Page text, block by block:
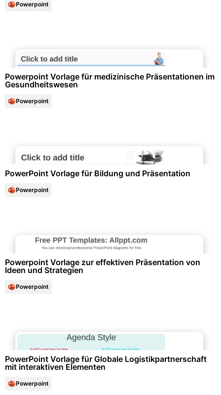
Powerpoint
Powerpoint Vorlage für medizinische Präsentationen im
Gesundheitswesen
Powerpoint
PowerPoint Vorlage für Bildung und Präsentation
Powerpoint
Powerpoint Vorlage zur effektiven Präsentation von
Ideen und Strategien
Powerpoint
PowerPoint Vorlage für Globale Logistikpartnerschaft
mit interaktiven Elementen
Powerpoint